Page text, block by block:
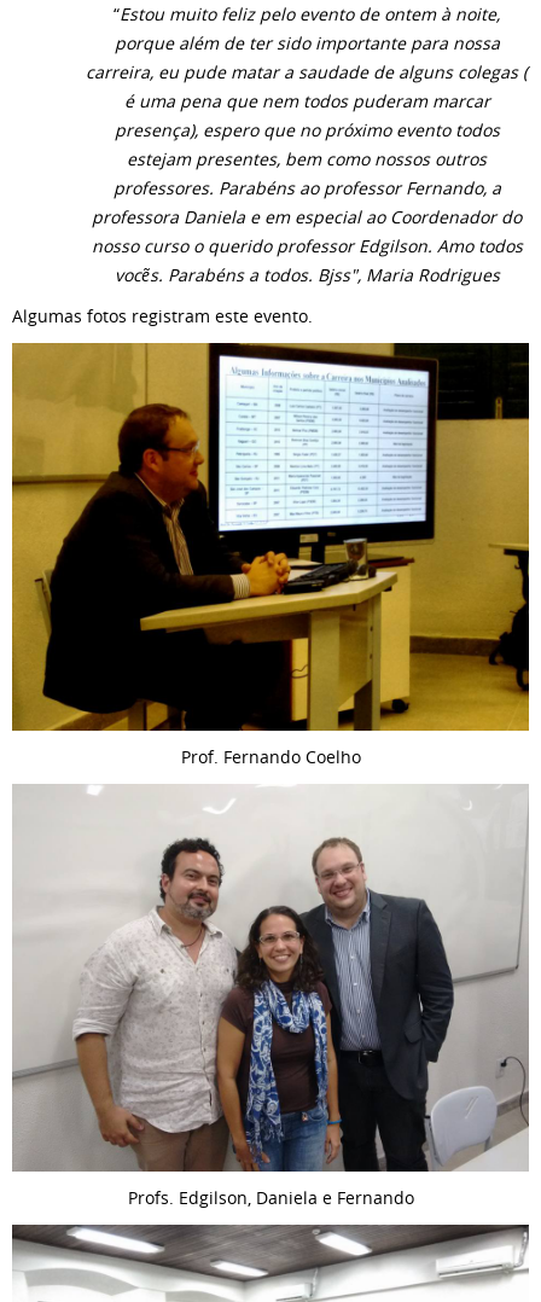
“Estou muito feliz pelo evento de ontem à noite,
porque além de ter sido importante para nossa
carreira, eu pude matar a saudade de alguns colegas (
é uma pena que nem todos puderam marcar
presença), espero que no próximo evento todos
estejam presentes, bem como nossos outros
professores. Parabéns ao professor Fernando, a
professora Daniela e em especial ao Coordenador do
nosso curso o querido professor Edgilson. Amo todos
vocẽs. Parabéns a todos. Bjss", Maria Rodrigues
Algumas fotos registram este evento.
Prof. Fernando Coelho
Profs. Edgilson, Daniela e Fernando